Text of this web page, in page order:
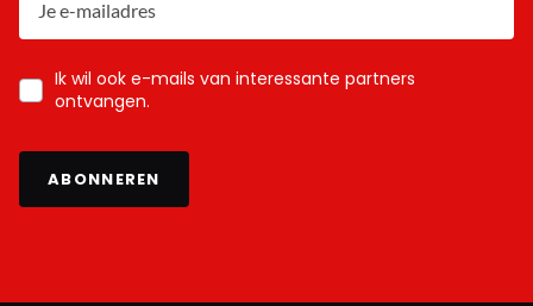
Ik wil ook e-mails van interessante partners
ontvangen.
ABONNEREN